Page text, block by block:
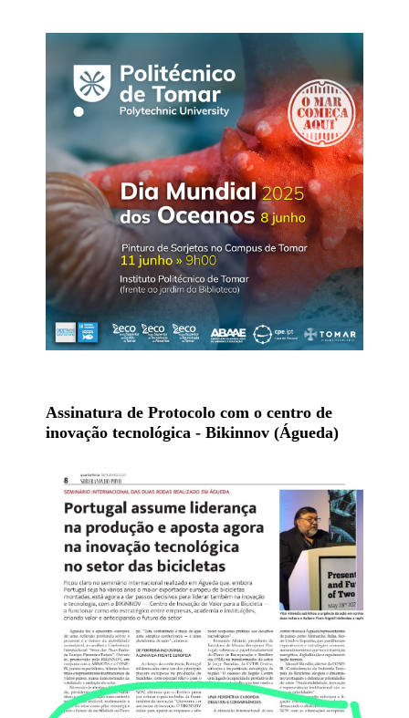
Assinatura de Protocolo com o centro de
inovação tecnológica - Bikinnov (Águeda)